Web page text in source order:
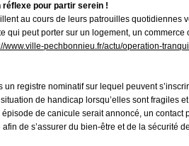
pour partir serein !
au cours de leurs patrouilles quotidiennes
qui peut porter sur un logement, un commerce
www.ville-pechbonnieu.fr/actu/operation-
registre nominatif sur lequel peuvent
de handicap lorsqu’elles sont fragiles
de canicule serait annoncé, un contact
de s’assurer du bien-être et de la sécurité